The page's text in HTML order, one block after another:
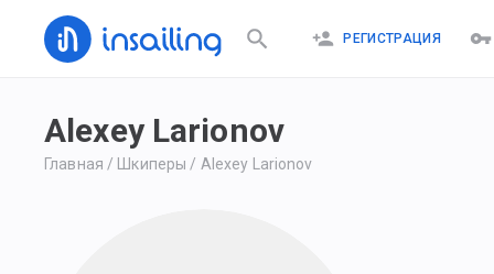
РЕГИСТРАЦИЯ
Alexey Larionov
Главная / Шкиперы / Alexey Larionov